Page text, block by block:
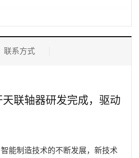
联系方式
联轴器研发完成，驱动
能制造技术的不断发展，新技术